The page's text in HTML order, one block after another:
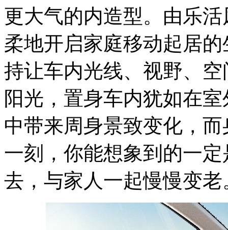
更大气的内造型。由乐
柔地开启家庭移动起居
持让车内光线、视野、
阳光，置身车内犹如在
中带来周身景致变化，
一刻，你能想象到的一
去，与家人一起慢慢变老